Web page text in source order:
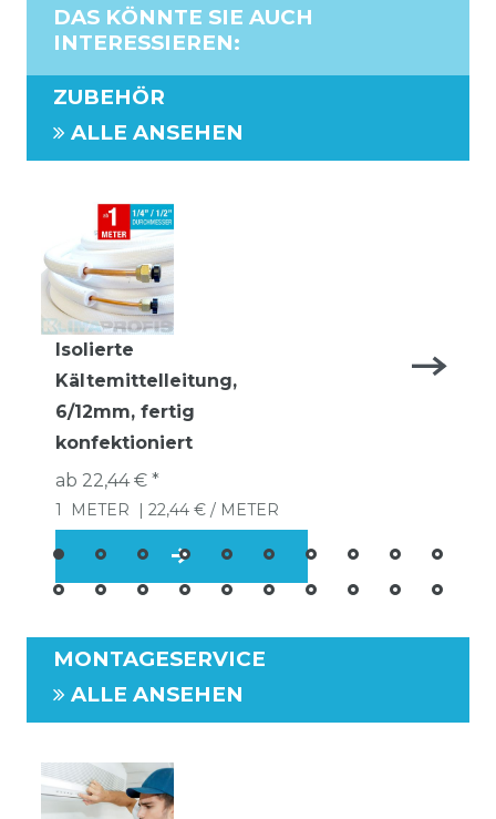
DAS KÖNNTE SIE AUCH
INTERESSIEREN:
ZUBEHÖR
ALLE ANSEHEN
Isolierte
Kältemittelleitung,
6/12mm, fertig
konfektioniert
ab 22,44 € *
1 METER | 22,44 € / METER
MONTAGESERVICE
ALLE ANSEHEN